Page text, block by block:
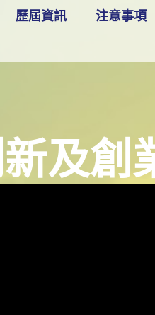
歷屆資訊 注意事項
及創